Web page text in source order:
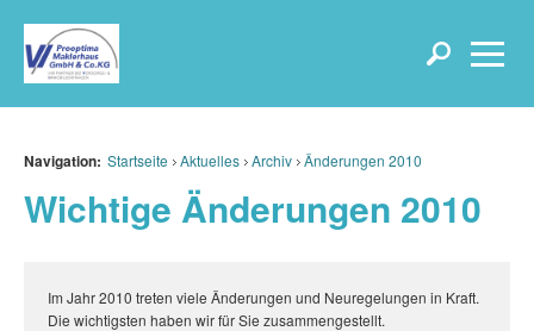
Navigation: Startseite Aktuelles Archiv Änderungen 2010
Wichtige Änderungen 2010
Im Jahr 2010 treten viele Änderungen und Neuregelungen in Kraft.
Die wichtigsten haben wir für Sie zusammengestellt.